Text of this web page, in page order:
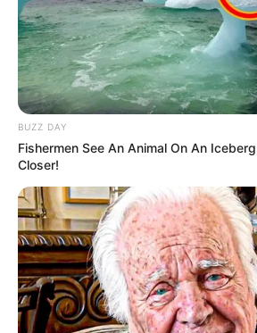
117
00:12 / 07 Avqust 2026
Bu 4 bürcü çətin günlər
BUZZ DAY
Fishermen See An Animal On An
Closer!